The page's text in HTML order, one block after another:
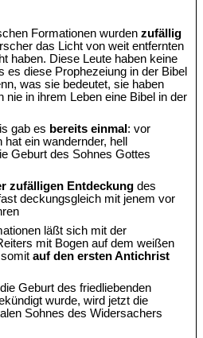
Formationen wurdenzufällig
das Licht von weit entfernten
haben. Diese Leute haben keine
es diese Prophezeiung in der Bibel
was sie bedeutet, sie haben
nie in ihrem Leben eine Bibel in der
gab es bereits einmal : vor
ein wandernder, hell
Geburt des Sohnes Gottes
zufälligen Entdeckung des
deckungsgleich mit jenem vor
läßt sich mit der
mit Bogen auf dem weißen
somitauf den ersten Antichrist
Geburt des friedliebenden
wurde, wird jetzt die
Sohnes des Widersachers